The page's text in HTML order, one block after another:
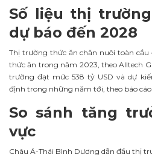
Số liệu thị trường
dự báo đến 2028
Thị trường thức ăn chăn nuôi toàn cầu
thức ăn trong năm 2023, theo Alltech
trường đạt mức 538 tỷ USD và dự
định trong những năm tới, theo báo cáo
So sánh tăng
vực
Châu Á-Thái Bình Dương dẫn đầu thị